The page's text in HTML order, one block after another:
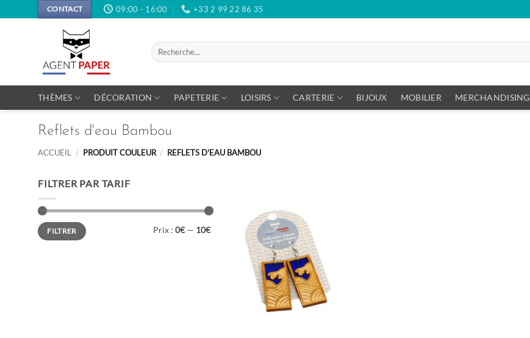
au
CONTACT 09:00 - 16:00 +33 2 99 22 86 35
Recherche
pour :
THÈMES DÉCORATION PAPETERIE LOISIRS CARTERIE BIJOUX MOBILIER MERCHANDISING
Reflets d'eau Bambou
ACCUEIL / PRODUIT COULEUR / REFLETS D'EAU BAMBOU
FILTRER PAR TARIF
Prix
min
Prix
maxFILTRER Prix : 0€— 10€